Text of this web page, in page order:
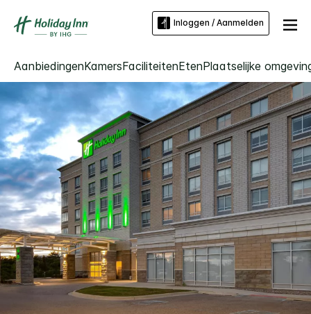
Inloggen / Aanmelden
AanbiedingenKamersFaciliteitenEtenPlaatselijke